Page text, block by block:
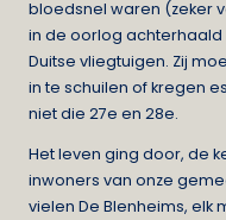
bloedsnel waren (zeker
in de oorlog
Duitse vliegtuigen. Zij
in te schuilen of kregen
niet die 27e en 28e.
Het leven ging door, de
inwoners van onze
vielen De Blenheims,